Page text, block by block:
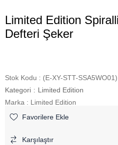
Limited Edition
Defteri Şeker
Stok Kodu
(E-XY-STT-SSA5WO01)
Kategori : Limited Edition
Marka : Limited Edition
Favorilere Ekle
Karşılaştır